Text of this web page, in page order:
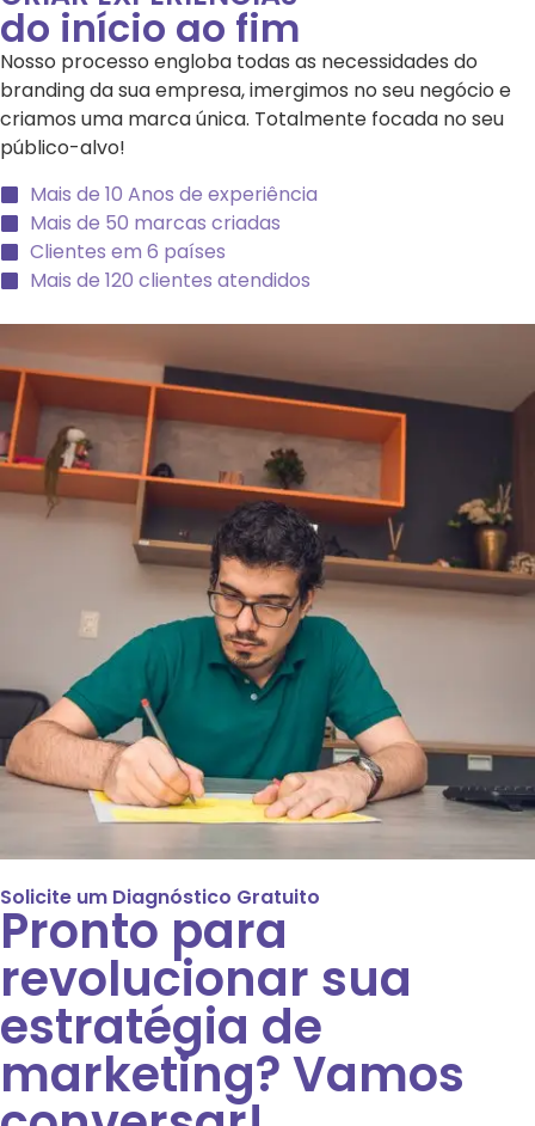
do início ao fim
Nosso processo engloba todas as necessidades do
branding da sua empresa, imergimos no seu negócio e
criamos uma marca única. Totalmente focada no seu
público-alvo!
Mais de 10 Anos de experiência
Mais de 50 marcas criadas
Clientes em 6 países
Mais de 120 clientes atendidos
Solicite um Diagnóstico Gratuito
Pronto para
revolucionar sua
estratégia de
marketing? Vamos